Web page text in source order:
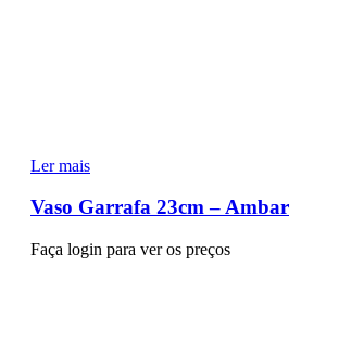
Ler mais
Vaso Garrafa 23cm – Ambar
Faça login para ver os preços